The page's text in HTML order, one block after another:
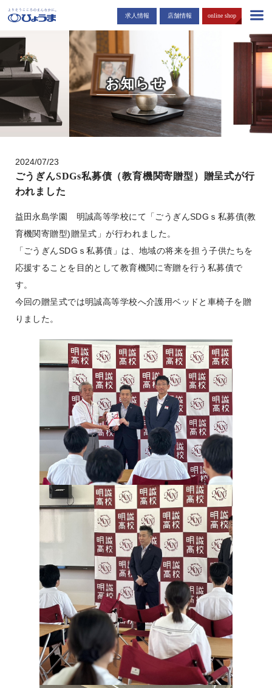
島根・広島市でお仏壇・お墓を販売する「ひょうま」から耳寄りな情報
をお届けします。
求人情報 店舗情報 online shop
お知らせ
2024/07/23
ごうぎんSDGs私募債（教育機関寄贈型）贈呈式が行
われました
益田永島学園 明誠高等学校にて「ごうぎんSDGｓ私募債(教
育機関寄贈型)贈呈式」が行われました。
「ごうぎんSDGｓ私募債」は、地域の将来を担う子供たちを
応援することを目的として教育機関に寄贈を行う私募債で
す。
今回の贈呈式では明誠高等学校へ介護用ベッドと車椅子を贈
りました。